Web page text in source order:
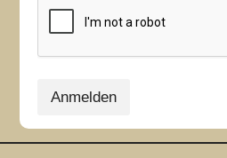
Anmelden